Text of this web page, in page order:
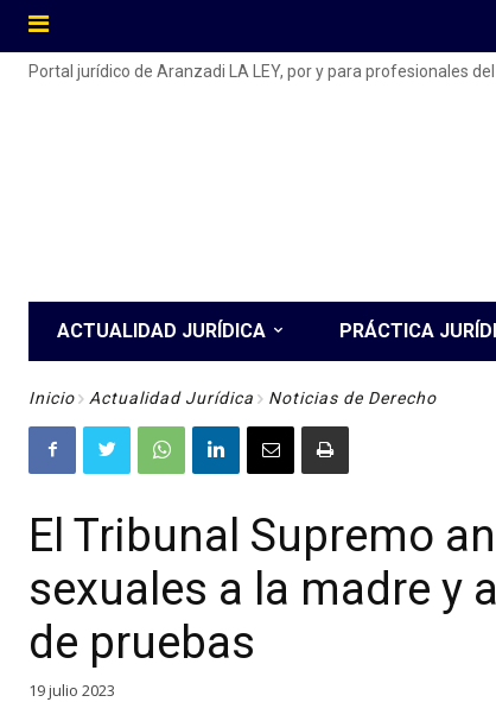
Portal jurídico de Aranzadi LA LEY, por y para profesionales
ACTUALIDAD JURÍDICA PRÁCTICA
Inicio Actualidad Jurídica Noticias de Derecho
El Tribunal Supremo
sexuales a la madre y
de pruebas
19 julio 2023